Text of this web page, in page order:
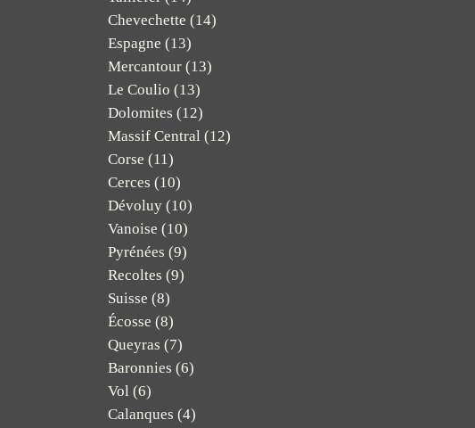
Chevechette (14)
Espagne (13)
Mercantour (13)
Le Coulio (13)
Dolomites (12)
Massif Central (12)
Corse (11)
Cerces (10)
Dévoluy (10)
Vanoise (10)
Pyrénées (9)
Recoltes (9)
Suisse (8)
Écosse (8)
Queyras (7)
Baronnies (6)
Vol (6)
Calanques (4)